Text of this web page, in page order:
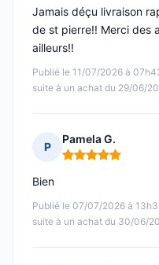
Publié le 11/07/2026 à
suite à un achat du 29/06/
Jamais déçu livraison
de st pierre!! Merci des
ailleurs!!
P
Pamela G.
Note : 5 sur 5
Publié le 07/07/2026 à
suite à un achat du 30/06/
Bien